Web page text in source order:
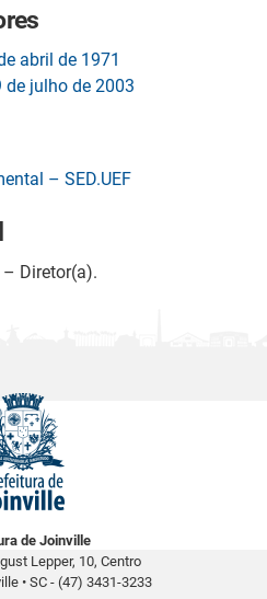
abril de 1971
de julho de 2003
– SED.UEF
Diretor(a).
de Joinville
Lepper, 10, Centro
• SC - (47) 3431-3233